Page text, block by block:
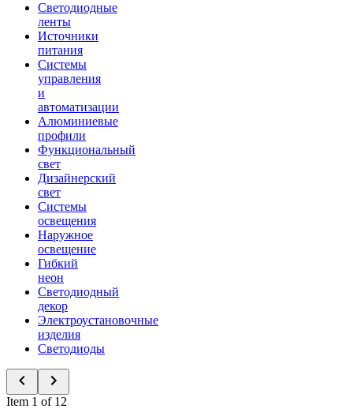
Светодиодные
ленты
Источники
питания
Системы
управления
и
автоматизации
Алюминиевые
профили
Функциональный
свет
Дизайнерский
свет
Системы
освещения
Наружное
освещение
Гибкий
неон
Светодиодный
декор
Электроустановочные
изделия
Светодиоды
Item 1 of 12